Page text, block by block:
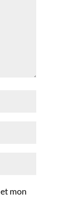
mon